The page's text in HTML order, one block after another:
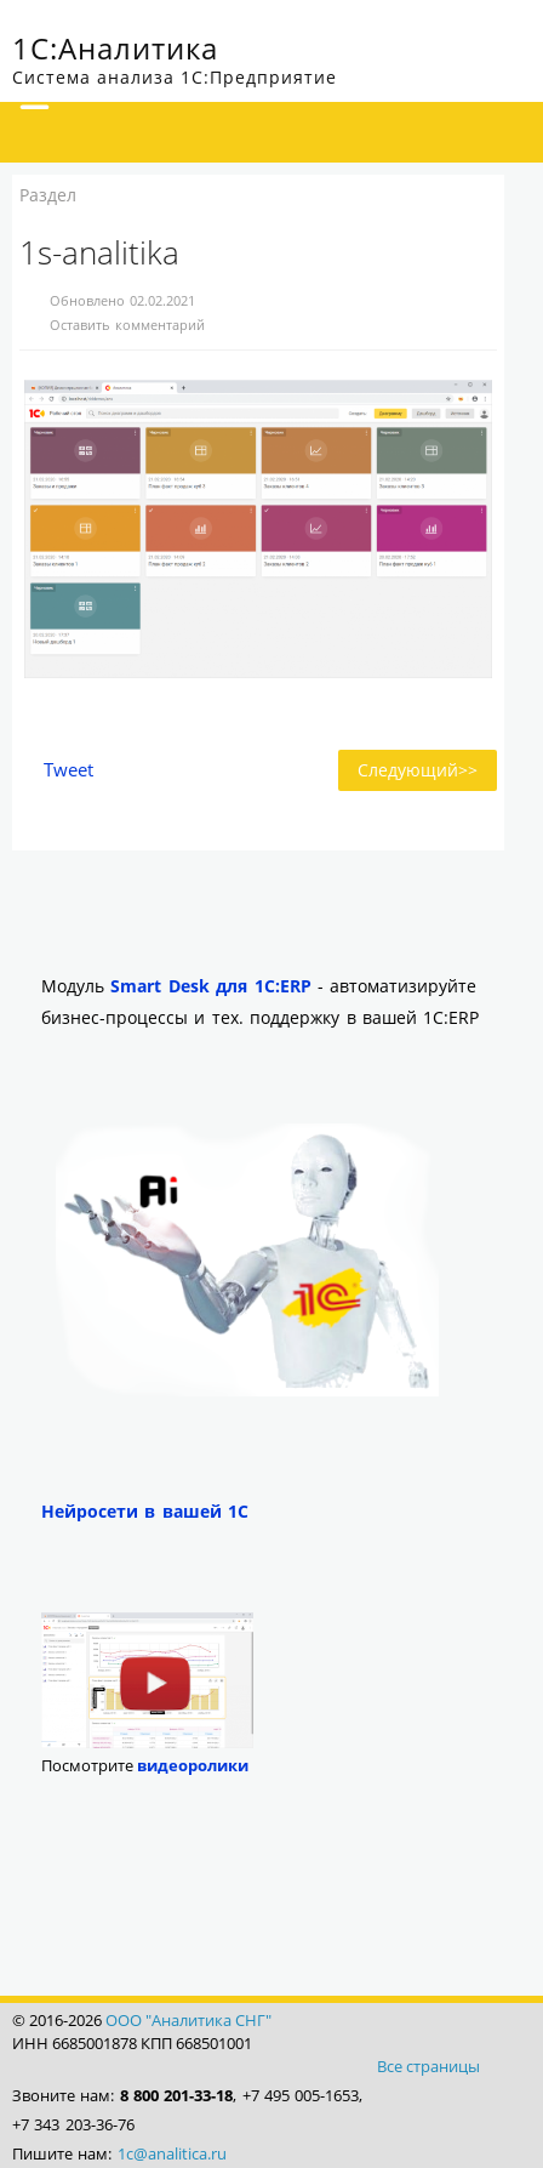
1С:Аналитика
Система анализа 1С:Предприятие
Раздел
1s-analitika
Обновлено 02.02.2021
Оставить комментарий
Следующий>>
Tweet
МодульSmart Desk для 1С:ERP - автоматизируйте
бизнес-процессы и тех. поддержку в вашей 1С:ERP
Нейросети в вашей 1С
Посмотрите видеоролики
© 2016-2026ООО "Аналитика СНГ"
ИНН 6685001878 КПП 668501001
Все страницы
Звоните нам: 8 800 201-33-18, +7 495 005-1653,
+7 343 203-36-76
Пишите нам: 1c@analitica.ru